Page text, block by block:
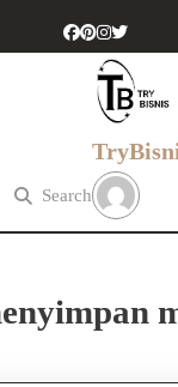
Search